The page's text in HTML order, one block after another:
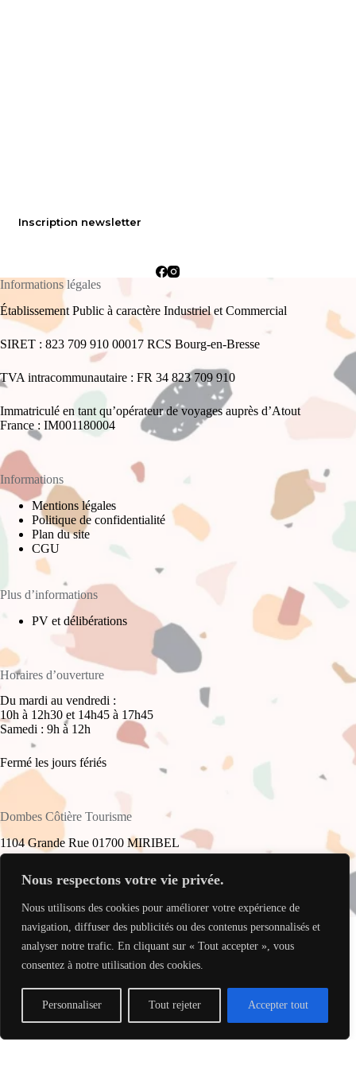
Nous respectons votre vie privée.
Nous utilisons des cookies pour améliorer votre expérience de
navigation, diffuser des publicités ou des contenus personnalisés et
analyser notre trafic. En cliquant sur « Tout accepter », vous
consentez à notre utilisation des cookies.
Personnaliser Tout rejeter Accepter tout
Inscription newsletter
Informations légales
Établissement Public à caractère Industriel et Commercial
SIRET : 823 709 910 00017 RCS Bourg-en-Bresse
TVA intracommunautaire : FR 34 823 709 910
Immatriculé en tant qu’opérateur de voyages auprès d’Atout
France : IM001180004
Informations
Mentions légales
Politique de confidentialité
Plan du site
CGU
Plus d’informations
PV et délibérations
Horaires d’ouverture
Du mardi au vendredi :
10h à 12h30 et 14h45 à 17h45
Samedi : 9h à 12h
Fermé les jours fériés
Dombes Côtière Tourisme
1104 Grande Rue 01700 MIRIBEL
+33(0)4 78 55 61 16
accueil@dombes-cotiere-tourisme.fr
Copyright © 2026 - Site réalisé parMy Freelance Rocks.